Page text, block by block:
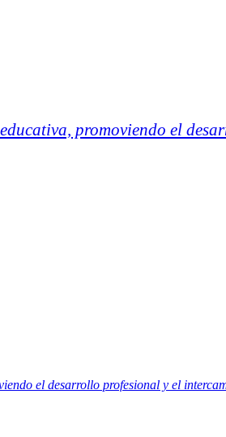
promoviendo el
el desarrollo profesional y el